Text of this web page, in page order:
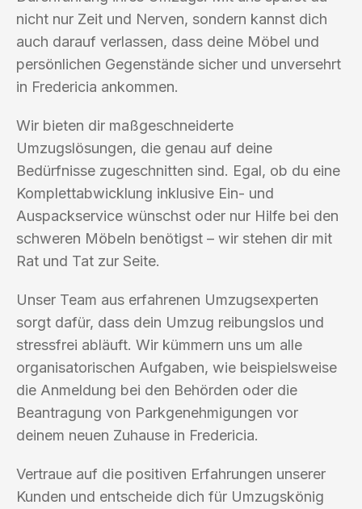
nicht nur Zeit und Nerven, sondern kannst dich
auch darauf verlassen, dass deine Möbel und
persönlichen Gegenstände sicher und unversehrt
in Fredericia ankommen.
Wir bieten dir maßgeschneiderte
Umzugslösungen, die genau auf deine
Bedürfnisse zugeschnitten sind. Egal, ob du eine
Komplettabwicklung inklusive Ein- und
Auspackservice wünschst oder nur Hilfe bei den
schweren Möbeln benötigst – wir stehen dir mit
Rat und Tat zur Seite.
Unser Team aus erfahrenen Umzugsexperten
sorgt dafür, dass dein Umzug reibungslos und
stressfrei abläuft. Wir kümmern uns um alle
organisatorischen Aufgaben, wie beispielsweise
die Anmeldung bei den Behörden oder die
Beantragung von Parkgenehmigungen vor
deinem neuen Zuhause in Fredericia.
Vertraue auf die positiven Erfahrungen unserer
Kunden und entscheide dich für Umzugskönig